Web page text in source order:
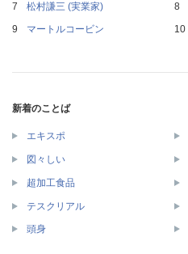
松村謙三 (実業家)
マートルコービン
新着のことば
エキスポ
図々しい
超加工食品
テスクリアル
頭身